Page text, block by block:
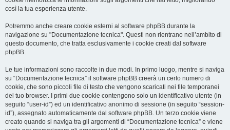
così la tua esperienza utente.
Potremmo anche creare cookie esterni al software phpBB durante la
navigazione su "Documentazione tecnica". Questi non rientrano nell’ambito di
questo documento, che tratta esclusivamente i cookie creati dal software
phpBB.
Le tue informazioni sono raccolte in due modi. In primo luogo, mentre si naviga
su “Documentazione tecnica” il software phpBB creerà un certo numero di
cookie, che sono piccoli file di testo che vengono scaricati nei file temporanei
del tuo browser. I primi due cookie contengono solo un identificativo utente (in
seguito “user-id”) ed un identificativo anonimo di sessione (in seguito “session-
id”), assegnato automaticamente dal software phpBB. Un terzo cookie viene
creato quando si naviga tra gli argomenti di “Documentazione tecnica” e viene